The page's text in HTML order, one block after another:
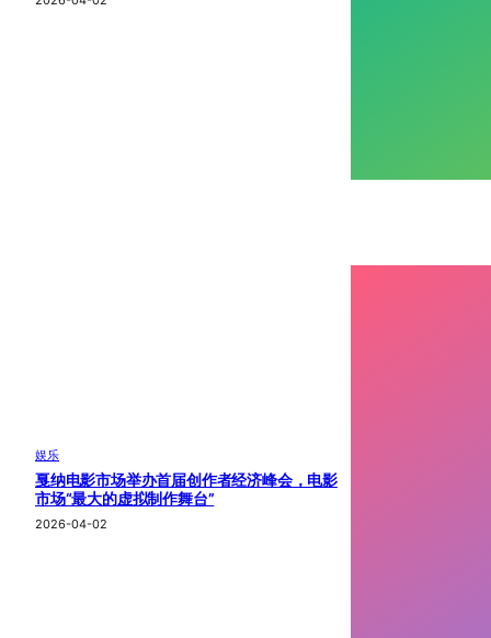
娱乐
戛纳电影市场举办首届创作者经济峰会，电影
市场“最大的虚拟制作舞台”
2026-04-02